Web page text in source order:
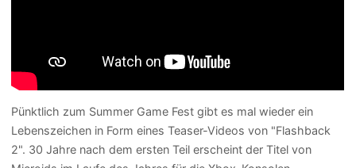
Pünktlich zum Summer Game Fest gibt es mal wieder ein
Lebenszeichen in Form eines Teaser-Videos von "Flashback
2". 30 Jahre nach dem ersten Teil erscheint der Titel von